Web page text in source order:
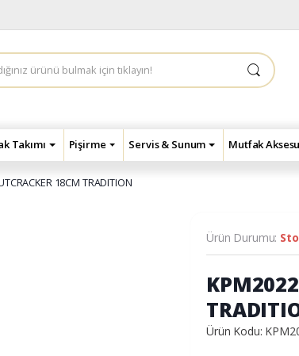
Takımı Pişirme Servis & Sunum Mutfak
18CM TRADITION
Ürün Durumu:
Ürün Kodu: